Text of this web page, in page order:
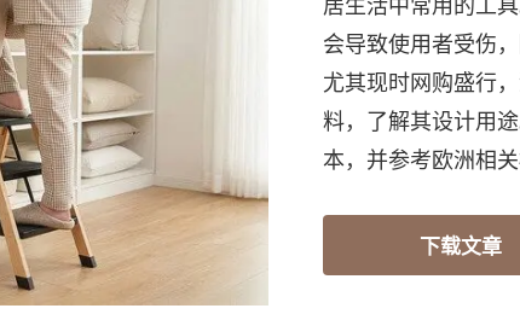
会导致使用者受伤
尤其现时网购盛行
料，了解其设计用
本，并参考欧洲相
下载文章